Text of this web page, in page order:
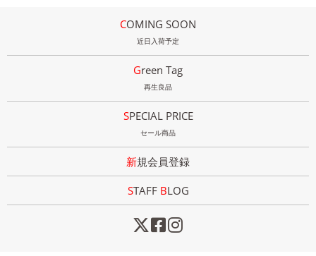
COMING SOON
近日入荷予定
Green Tag
再生良品
SPECIAL PRICE
セール商品
新規会員登録
STAFF BLOG